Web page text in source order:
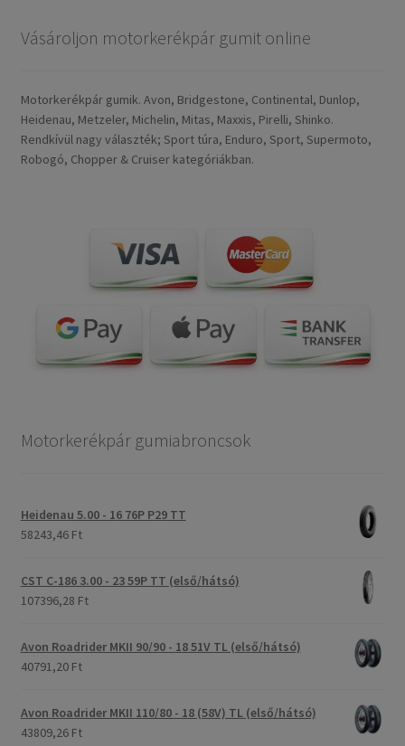
Vásároljon motorkerékpár gumit online
Motorkerékpár gumik. Avon, Bridgestone, Continental, Dunlop,
Heidenau, Metzeler, Michelin, Mitas, Maxxis, Pirelli, Shinko.
Rendkívül nagy választék; Sport túra, Enduro, Sport, Supermoto,
Robogó, Chopper & Cruiser kategóriákban.
Motorkerékpár gumiabroncsok
Heidenau 5.00 - 16 76P P29 TT
58243,46 Ft
CST C-186 3.00 - 23 59P TT (első/hátsó)
107396,28 Ft
Avon Roadrider MKII 90/90 - 18 51V TL (első/hátsó)
40791,20 Ft
Avon Roadrider MKII 110/80 - 18 (58V) TL (első/hátsó)
43809,26 Ft